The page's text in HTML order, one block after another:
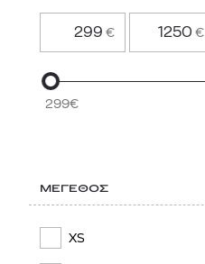
€ €
299€
ΜΕΓΕΘΟΣ
XS